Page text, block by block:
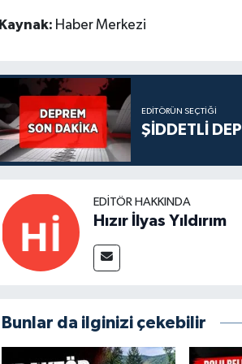
Kaynak: Haber Merkezi
EDITÖRÜN SEÇTIĞI
ŞİDDETLİ
EDITÖR HAKKINDA
Hızır İlyas Yıldırım
Bunlar da ilginizi çekebilir